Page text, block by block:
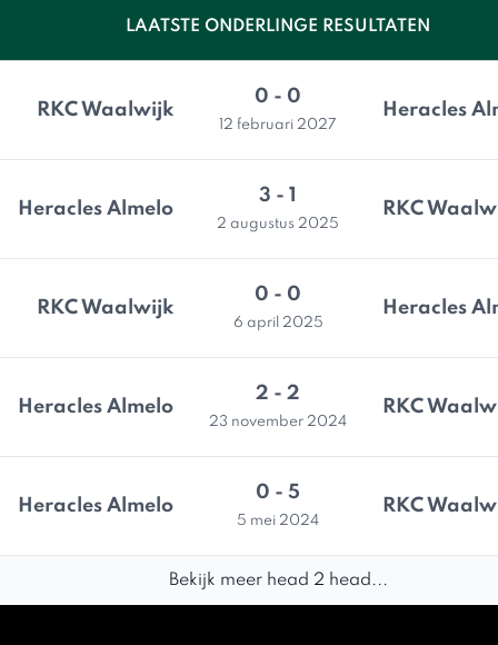
LAATSTE ONDERLINGE RESULTATEN
RKC Waalwijk
0 - 0
12 februari 2027
Heracles
Heracles Almelo
3 - 1
2 augustus 2025
RKC
RKC Waalwijk
0 - 0
6 april 2025
Heracles
Heracles Almelo
2 - 2
23 november 2024
RKC
Heracles Almelo
0 - 5
5 mei 2024
RKC
Bekijk meer head 2 head...